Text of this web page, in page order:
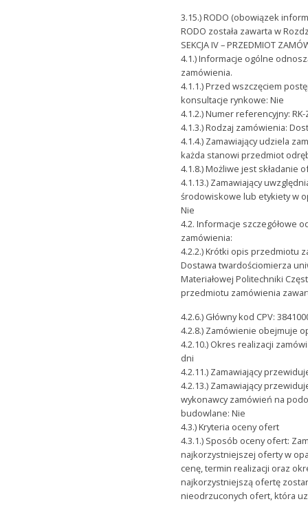
3.15.) RODO (obowiązek
RODO została zawarta w
SEKCJA IV – PRZEDMIOT
4.1.) Informacje ogólne
zamówienia.
4.1.1.) Przed wszczęciem
konsultacje rynkowe: Nie
4.1.2.) Numer referencyjny: RK-
4.1.3.) Rodzaj zamówienia:
4.1.4.) Zamawiający udziela
każda stanowi przedmiot
4.1.8.) Możliwe jest składanie
4.1.13.) Zamawiający
środowiskowe lub etykiety w
Nie
4.2. Informacje szczegółowe
zamówienia:
4.2.2.) Krótki opis przedmiotu
Dostawa twardościomierza
Materiałowej Politechniki
przedmiotu zamówienia
4.2.6.) Główny kod CPV:
4.2.8.) Zamówienie obejmuje
4.2.10.) Okres realizacji
dni
4.2.11.) Zamawiający
4.2.13.) Zamawiający
wykonawcy zamówień na
budowlane: Nie
4.3.) Kryteria oceny ofert
4.3.1.) Sposób oceny ofert:
najkorzystniejszej oferty w
cenę, termin realizacji oraz
najkorzystniejszą ofertę
nieodrzuconych ofert, która